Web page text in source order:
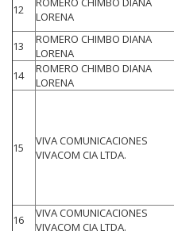
12
LORENA
13
ROMERO CHIMBO DIANA
LORENA
14
ROMERO CHIMBO DIANA
LORENA
15
VIVA COMUNICACIONES
VIVACOM CIA LTDA.
16
VIVA COMUNICACIONES
VIVACOM CIA LTDA.